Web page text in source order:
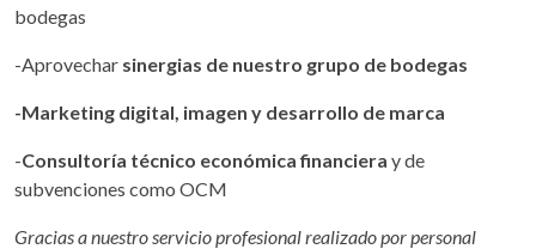
bodegas
-Aprovechar sinergias de nuestro grupo de bodegas
-Marketing digital, imagen y desarrollo de marca
-Consultoría técnico económica financiera y de
subvenciones como OCM
Gracias a nuestro servicio profesional realizado por personal